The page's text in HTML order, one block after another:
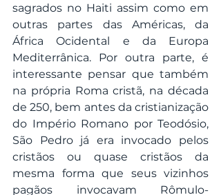
sagrados no Haiti assim como em
outras partes das Américas, da
África Ocidental e da Europa
Mediterrânica. Por outra parte, é
interessante pensar que também
na própria Roma cristã, na década
de 250, bem antes da cristianização
do Império Romano por Teodósio,
São Pedro já era invocado pelos
cristãos ou quase cristãos da
mesma forma que seus vizinhos
pagãos invocavam Rômulo-